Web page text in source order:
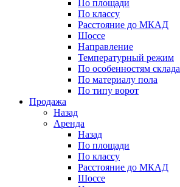
По площади
По классу
Расстояние до МКАД
Шоссе
Направление
Температурный режим
По особенностям склада
По материалу пола
По типу ворот
Продажа
Назад
Аренда
Назад
По площади
По классу
Расстояние до МКАД
Шоссе